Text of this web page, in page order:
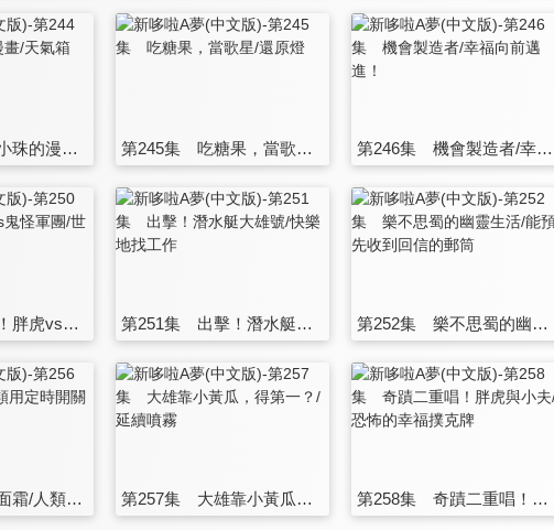
第244集 拜訪小珠的漫畫/天氣箱 第245集 吃糖果，當歌星/還原燈 第246集 機會製造者/幸福向前邁進！
第250集 決戰！胖虎vs鬼怪軍團/世界紀錄石 第251集 出擊！潛水艇大雄號/快樂地找工作 第252集 樂不思蜀的幽靈生活/能預先收到回信的郵筒
第256集 狼人面霜/人類用定時開關 第257集 大雄靠小黃瓜，得第一？/延續噴霧 第258集 奇蹟二重唱！胖虎與小夫/恐怖的幸福撲克牌